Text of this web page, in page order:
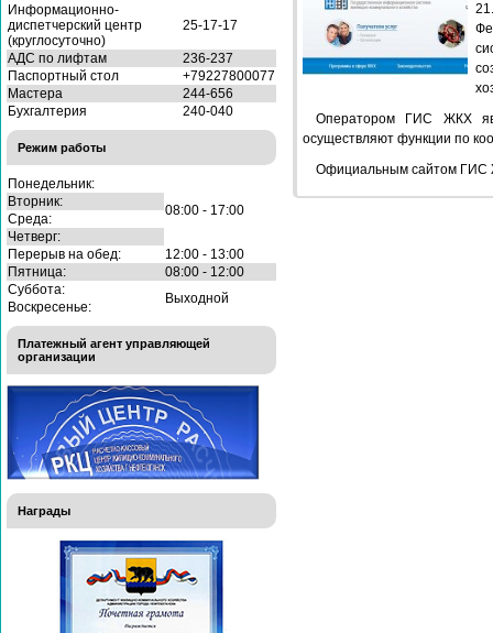
Информационно-
диспетчерский центр
(круглосуточно)
25-17-17
АДС по лифтам
236-237
Паспортный стол
+79227800077
Мастера
244-656
Бухгалтерия
240-040
Режим работы
Понедельник:
08:00 - 17:00
Вторник:
Среда:
Четверг:
Перерыв на обед:
12:00 - 13:00
Пятница:
08:00 - 12:00
Суббота:
Выходной
Воскресенье:
Платежный агент управляющей
организации
Награды
Оператором ГИС ЖКХ
осуществляют функции по
Официальным сайтом ГИС